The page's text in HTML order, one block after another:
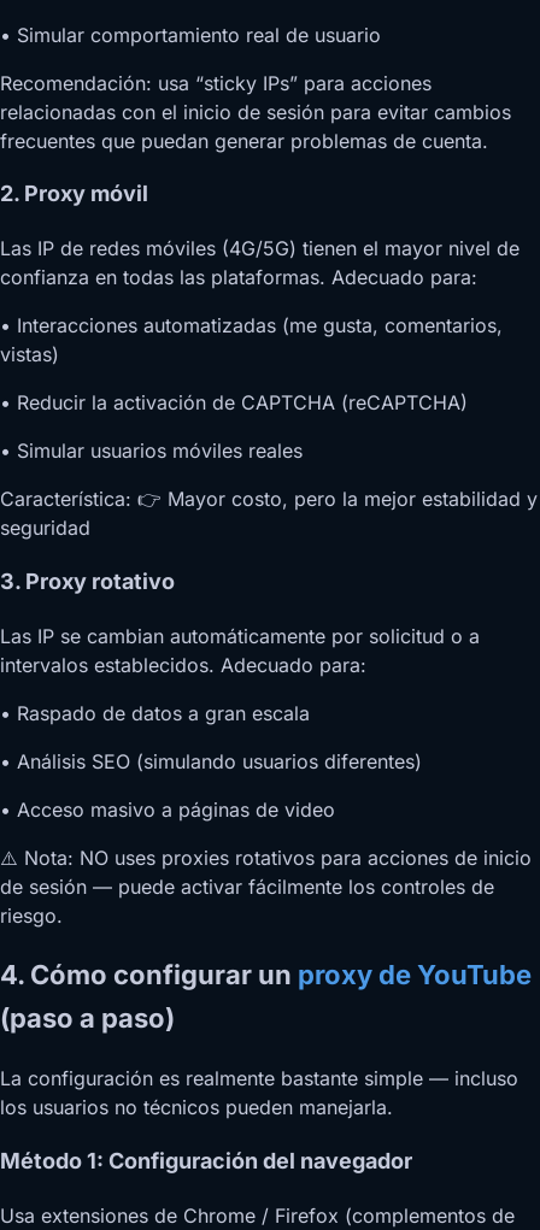
• Simular comportamiento real de usuario
Recomendación: usa “sticky IPs” para acciones
relacionadas con el inicio de sesión para evitar cambios
frecuentes que puedan generar problemas de cuenta.
2. Proxy móvil
Las IP de redes móviles (4G/5G) tienen el mayor nivel de
confianza en todas las plataformas. Adecuado para:
• Interacciones automatizadas (me gusta, comentarios,
vistas)
• Reducir la activación de CAPTCHA (reCAPTCHA)
• Simular usuarios móviles reales
Característica: 👉 Mayor costo, pero la mejor estabilidad y
seguridad
3. Proxy rotativo
Las IP se cambian automáticamente por solicitud o a
intervalos establecidos. Adecuado para:
• Raspado de datos a gran escala
• Análisis SEO (simulando usuarios diferentes)
• Acceso masivo a páginas de video
⚠️ Nota: NO uses proxies rotativos para acciones de inicio
de sesión — puede activar fácilmente los controles de
riesgo.
4. Cómo configurar un proxy de YouTube
(paso a paso)
La configuración es realmente bastante simple — incluso
los usuarios no técnicos pueden manejarla.
Método 1: Configuración del navegador
Usa extensiones de Chrome / Firefox (complementos de